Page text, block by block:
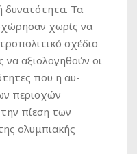
δυνατότητα. Τα
χωρίς να
σχέδιο
να αξιολογηθούν οι
που η αυ-
περιοχών
πίεση των
ολυμπιακής